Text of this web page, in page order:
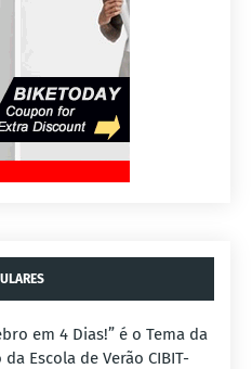
em 4 Dias!” é o Tema da
Escola de Verão CIBIT-